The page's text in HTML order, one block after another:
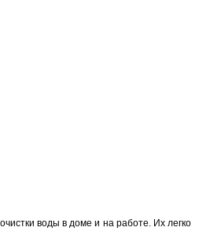
воды в доме и на работе. Их легко